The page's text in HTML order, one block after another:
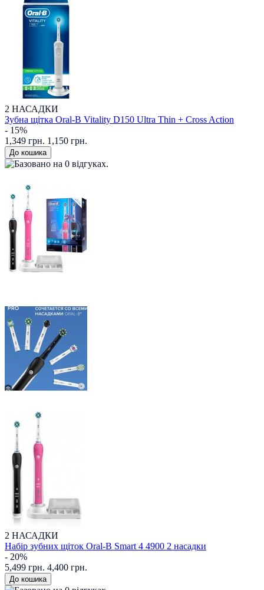
2 НАСАДКИ
Зубна щітка Oral-B Vitality D150 Ultra Thin + Cross Action
- 15%
1,349 грн. 1,150 грн.
2 НАСАДКИ
Набір зубних щіток Oral-B Smart 4 4900 2 насадки
- 20%
5,499 грн. 4,400 грн.